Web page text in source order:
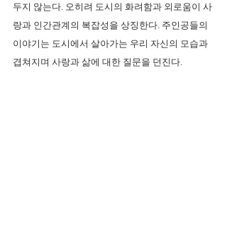
두지 않는다. 오히려 도시의 화려함과 외로움이 사
랑과 인간관계의 복잡성을 상징한다. 주인공들의
이야기는 도시에서 살아가는 우리 자신의 모습과
겹쳐지며 사랑과 삶에 대한 질문을 던진다.